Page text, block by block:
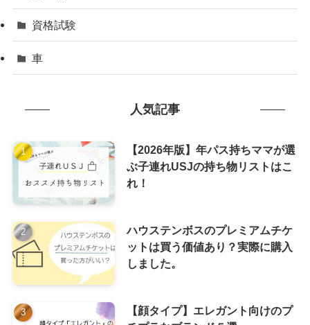
資格試験
車
人気記事
【2026年版】年パス持ちママが選
ぶ子連れUSJの持ち物リストはこ
れ！
ハウステンボスのプレミアムチケ
ットは買う価値あり？実際に購入
しました。
【顔タイプ】エレガント向けのプ